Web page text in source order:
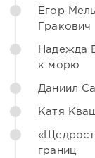
Егор
Гракович
Надежда
к морю
Даниил
Катя
границ